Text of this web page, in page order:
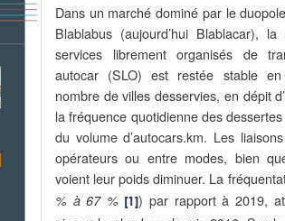
Dans un marché dominé par le
Blablabus (aujourd’hui Blablacar),
services librement organisés de
autocar (SLO) est restée stable
nombre de villes desservies, en dépit
la fréquence quotidienne des
du volume d’autocars.km. Les
opérateurs ou entre modes, bien
voient leur poids diminuer. La
% à 67 % [1]) par rapport à 2019,